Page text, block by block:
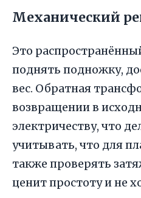
Механический
Это
поднять подножку,
вес. Обратная
возвращении в
электричеству, что
учитывать, что для
также проверять
ценит простоту и не